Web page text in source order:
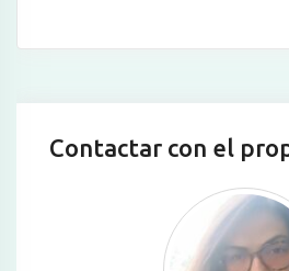
Contactar con el